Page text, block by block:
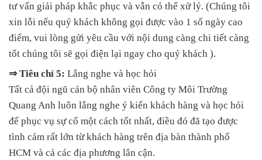
tư vấn giải pháp khắc phục và vẫn có thể xử lý. (Chúng tôi
xin lỗi nếu quý khách không gọi được vào 1 số ngày cao
điểm, vui lòng gửi yêu cầu với nội dung càng chi tiết càng
tốt chúng tôi sẽ gọi điện lại ngay cho quý khách ).
⇒ Tiêu chí 5: Lắng nghe và học hỏi
Tất cả đội ngũ cán bộ nhân viên Công ty Môi Trường
Quang Anh luôn lắng nghe ý kiến khách hàng và học hỏi
để phục vụ sự cố một cách tốt nhất, điều đó đã tạo được
tình cảm rất lớn từ khách hàng trên địa bàn thành phố
HCM và cả các địa phương lân cận.